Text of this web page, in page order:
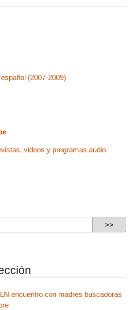
(2007-2009)
videos y programas audio
encuentro con madres buscadoras